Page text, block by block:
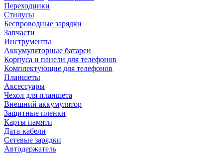
Переходники
Стилусы
Беспроводные зарядки
Запчасти
Инструменты
Аккумуляторные батареи
Корпуса и панели для телефонов
Комплектующие для телефонов
Планшеты
Аксессуары
Чехол для планшета
Внешний аккумулятор
Защитные пленки
Карты памяти
Дата-кабели
Сетевые зарядки
Автодержатель